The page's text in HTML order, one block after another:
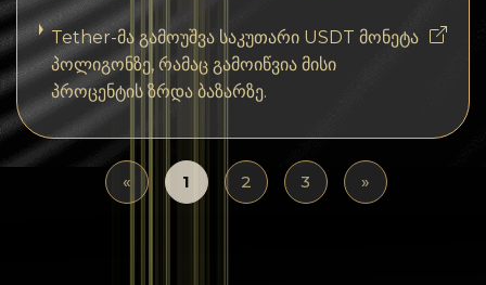
Tether-მა გამოუშვა საკუთარი USDT მონეტა
პოლიგონზე, რამაც გამოიწვია მისი
პროცენტის ზრდა ბაზარზე.
« 1 2 3 »